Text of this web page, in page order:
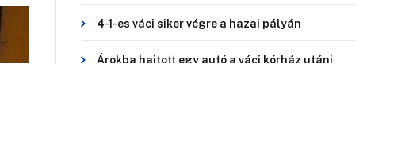
4-1-es váci siker végre a hazai pályán
Árokba hajtott egy autó a váci kórház utáni